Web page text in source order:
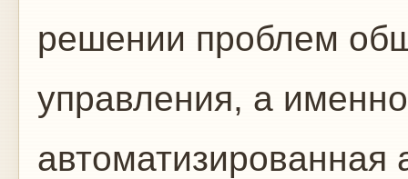
решении проблем
управления, а
автоматизированная